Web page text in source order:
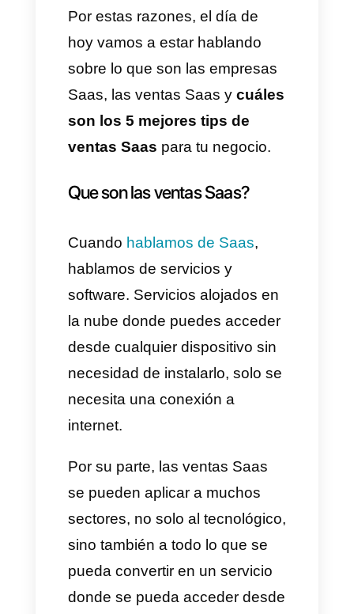
antes mencionado, las
empresas dejan de adquirir
nuevos clientes y los que ya
tienen, se van por diferentes
motivos como; propuestas más
económicas, innovación,
forma parte de la normalidad
del ciclo de vida de una Saas,
sin embargo, como
mencionamos anteriormente,
nunca deben dejar de adquirir
el crecimiento y sostenibilidad.
Por estas razones, el día de
hoy vamos a estar hablando
sobre lo que son las empresas